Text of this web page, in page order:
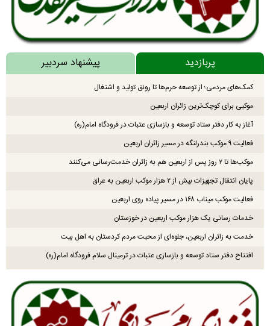
پربازدید پیشنهاد سردبیر
کمک‌های مردمی؛ از توسعه حرم‌ها تا رونق تولید و اشتغال
موکبی برای کوچک‌ترین زائران اربعین
آغاز به کار دفتر ستاد توسعه و بازسازی عتبات در فرودگاه امام(ره)
فعالیت ۹ موکب بندرلنگه در مسیر زائران اربعین
موکب‌ها تا ۲ روز پس از اربعین هم به زائران خدمت‌رسانی می‌کنند
پایان انتقال تجهیزات بیش از ۲ هزار موکب اربعین به عراق
فعالیت موکب میناب ۱۶۸ در مسیر پیاده روی اربعین
خدمات رسانی یک هزار موکب اربعین در خوزستان
خدمت به زائران اربعین، جلوه‌ای از محبت مردم کردستان به اهل بیت
افتتاح دفتر ستاد توسعه و بازسازی عتبات در ترمینال سلام فرودگاه امام(ره)